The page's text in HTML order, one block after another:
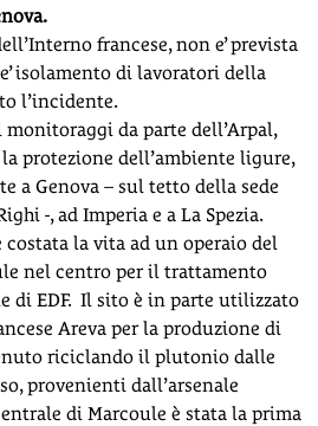
francese, non e’ prevista
isolamento di lavoratori della
l’incidente.
da parte dell’Arpal,
protezione dell’ambiente ligure,
a Genova – sul tetto della sede
-, ad Imperia e a La Spezia.
costata la vita ad un operaio del
nel centro per il trattamento
di EDF. Il sito è in parte utilizzato
Areva per la produzione di
riciclando il plutonio dalle
provenienti dall’arsenale
di Marcoule è stata la prima